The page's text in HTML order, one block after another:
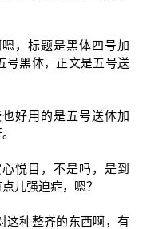
，标题是黑体四号加
号黑体，正文是五号送
好用的是五号送体加
悦目，不是吗，是到
儿强迫症，嗯？
这种整齐的东西啊，有